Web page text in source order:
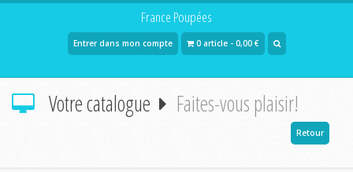
France Poupées
Entrer dans mon compte 0 article - 0,00 €
Votre catalogue Faites-vous plaisir!
Retour